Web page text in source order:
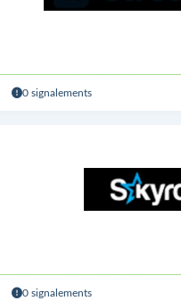
0 signalements
0 signalements